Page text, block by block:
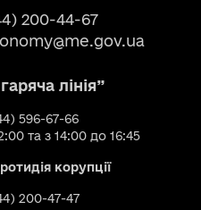
200-44-67
лінія”
596-67-66
та з 14:00 до 16:45
корупції
200-47-47